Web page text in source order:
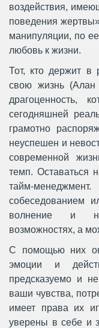
воздействия,
поведения
манипуляции, по
любовь к жизни.
Тот, кто держит в
свою жизнь (Алан
драгоценность,
сегодняшней
грамотно
неуспешен и
современной
темп. Оставаться
тайм-
собеседованием
волнение и
возможностях, а
С помощью них он
эмоции и
предсказуемо и
ваши чувства,
имеет права их
уверены в себе и